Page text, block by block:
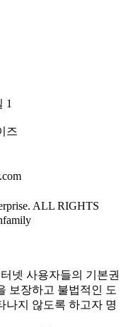
1
즈
ALL RIGHTS
넷 사용자들의 기본권
보장하고 불법적인 도
나지 않도록 하고자 명